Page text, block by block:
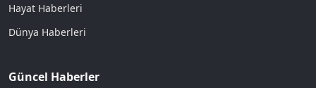
Hayat Haberleri
Dünya Haberleri
Güncel Haberler